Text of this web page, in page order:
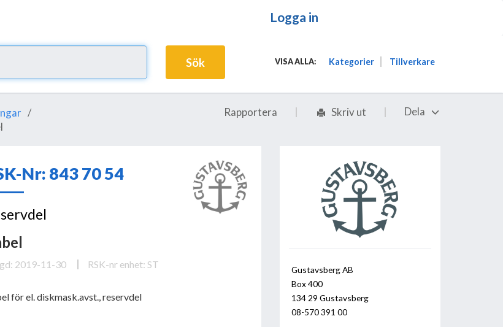
Logga in
Sök VISA ALLA: Kategorier Tillverkare
Rapportera Skriv ut Dela
Nr: 843 70 54
2019-11-30 RSK-nr enhet: ST
för el. diskmask.avst., reservdel
Gustavsberg AB
Box 400
134 29 Gustavsberg
08-570 391 00